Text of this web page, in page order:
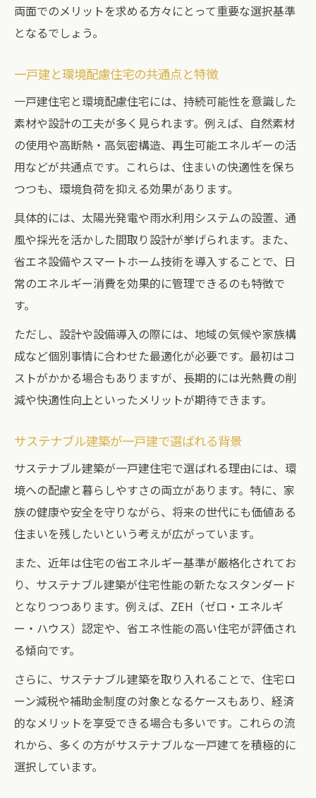
一戸建の省エネ設計で快適な暮らしを実現
一戸建とサステナビリティの家づくり実例
用
快適性を高める一戸建サステナビリティ対
策
一戸建でできる省エネ設備の選び方と工夫
環境配慮が進む現代一戸建の最新動向
現代一戸建のサステナブル建築事例紹介
一戸建の環境配慮設計が進化する背景とは
サステナブル住宅認定基準と一戸建の動向
暮らしに役立つサステナブル住宅例を紹介
一戸建で参考にしたいサステナブル住宅例
持続可能な住まいの一戸建実践事例を解説
一戸建のサステナビリティ導入事例と効果
一戸建サステナビリティ住宅例から学ぶ方
法
両面でのメリットを求める方々にとって重要な選択基準
となるでしょう。
一戸建と環境配慮住宅の共通点と特徴
一戸建住宅と環境配慮住宅には、持続可能性を意識した
素材や設計の工夫が多く見られます。例えば、自然素材
の使用や高断熱・高気密構造、再生可能エネルギーの活
用などが共通点です。これらは、住まいの快適性を保ち
つつも、環境負荷を抑える効果があります。
具体的には、太陽光発電や雨水利用システムの設置、通
風や採光を活かした間取り設計が挙げられます。また、
省エネ設備やスマートホーム技術を導入することで、日
常のエネルギー消費を効果的に管理できるのも特徴で
す。
ただし、設計や設備導入の際には、地域の気候や家族構
成など個別事情に合わせた最適化が必要です。最初はコ
ストがかかる場合もありますが、長期的には光熱費の削
減や快適性向上といったメリットが期待できます。
サステナブル建築が一戸建で選ばれる背景
サステナブル建築が一戸建住宅で選ばれる理由には、環
境への配慮と暮らしやすさの両立があります。特に、家
族の健康や安全を守りながら、将来の世代にも価値ある
住まいを残したいという考えが広がっています。
また、近年は住宅の省エネルギー基準が厳格化されてお
り、サステナブル建築が住宅性能の新たなスタンダード
となりつつあります。例えば、ZEH（ゼロ・エネルギ
ー・ハウス）認定や、省エネ性能の高い住宅が評価され
る傾向です。
さらに、サステナブル建築を取り入れることで、住宅ロ
ーン減税や補助金制度の対象となるケースもあり、経済
的なメリットを享受できる場合も多いです。これらの流
れから、多くの方がサステナブルな一戸建てを積極的に
選択しています。